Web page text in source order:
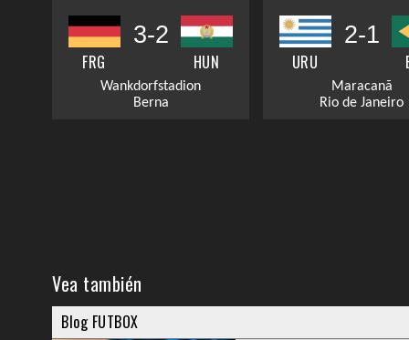
FRG
3-2
HUN
Wankdorfstadion
Berna
URU
2-1
Maracanã
Rio de Janeiro
Vea también
Blog FUTBOX